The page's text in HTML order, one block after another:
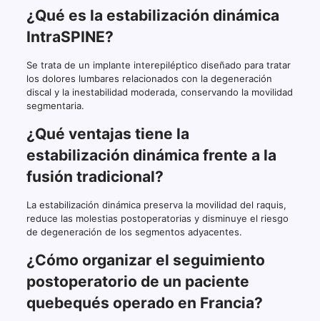
¿Qué es la estabilización dinámica
IntraSPINE?
Se trata de un implante interepiléptico diseñado para tratar
los dolores lumbares relacionados con la degeneración
discal y la inestabilidad moderada, conservando la movilidad
segmentaria.
¿Qué ventajas tiene la
estabilización dinámica frente a la
fusión tradicional?
La estabilización dinámica preserva la movilidad del raquis,
reduce las molestias postoperatorias y disminuye el riesgo
de degeneración de los segmentos adyacentes.
¿Cómo organizar el seguimiento
postoperatorio de un paciente
quebequés operado en Francia?